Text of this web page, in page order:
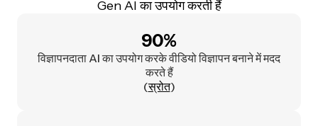
Gen AI का उपयोग करती हैं
90%
विज्ञापनदाता AI का उपयोग करके वीडियो विज्ञापन बनाने में मदद
करते हैं
(स्रोत)